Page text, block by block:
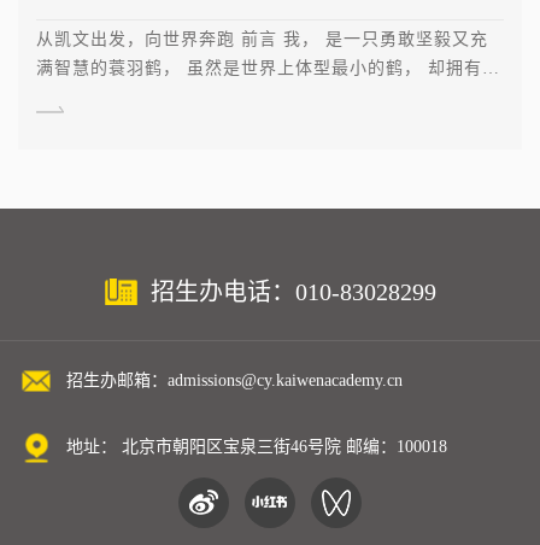
从凯文出发，向世界奔跑 前言 我， 是一只勇敢坚毅又充
满智慧的蓑羽鹤， 虽然是世界上体型最小的鹤， 却拥有不
招生办电话：010-83028299
招生办邮箱：admissions@cy.kaiwenacademy.cn
地址： 北京市朝阳区宝泉三街46号院 邮编：100018